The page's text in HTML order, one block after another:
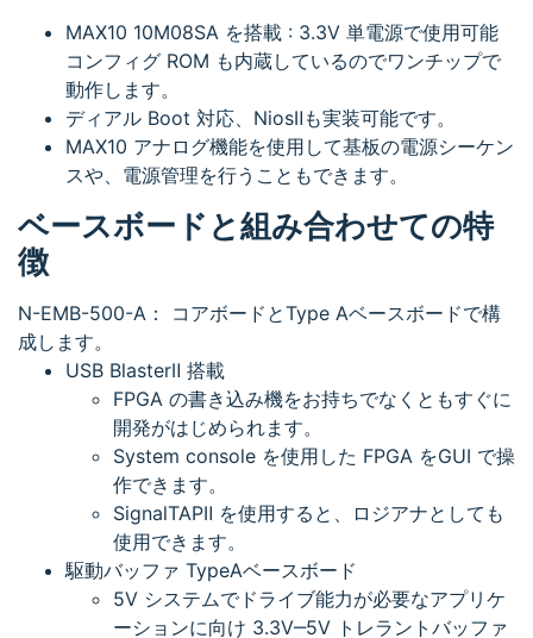
MAX10 10M08SA を搭載 : 3.3V 単電源で使用可能
コンフィグ ROM も内蔵しているのでワンチップで
動作します。
ディアル Boot 対応、NiosⅡも実装可能です。
MAX10 アナログ機能を使用して基板の電源シーケン
スや、電源管理を行うこともできます。
ベースボードと組み合わせての特
徴
N-EMB-500-A： コアボードとType Aベースボードで構
成します。
USB BlasterⅡ 搭載
FPGA の書き込み機をお持ちでなくともすぐに
開発がはじめられます。
System console を使用した FPGA をGUI で操
作できます。
SignalTAPⅡ を使用すると、ロジアナとしても
使用できます。
駆動バッファ TypeAベースボード
5V システムでドライブ能力が必要なアプリケ
ーションに向け 3.3V‒5V トレラントバッファ